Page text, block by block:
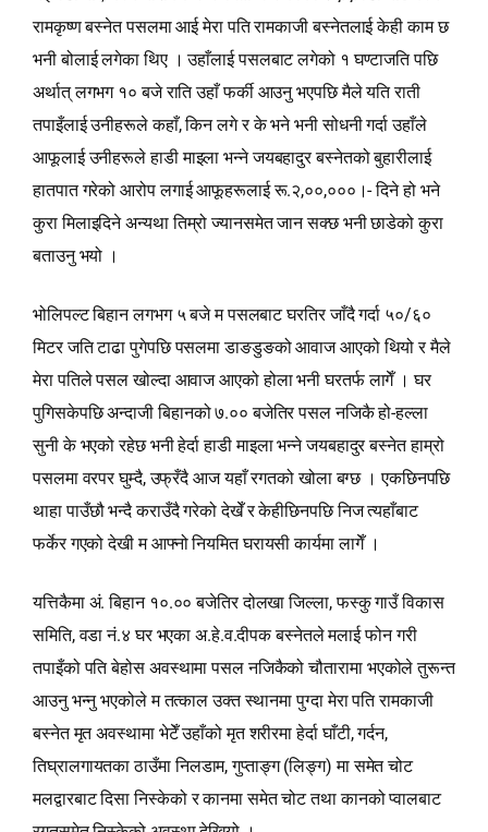
रामकृष्ण बस्नेत पसलमा आई मेरा पति रामकाजी बस्नेतलाई केही काम छ
भनी बोलाई लगेका थिए । उहाँलाई पसलबाट लगेको १ घण्टाजति पछि
अर्थात् लगभग १० बजे राति उहाँ फर्की आउनु भएपछि मैले यति राती
तपाइँलाई उनीहरूले कहाँ, किन लगे र के भने भनी सोधनी गर्दा उहाँले
आफूलाई उनीहरूले हाडी माइला भन्‍ने जयबहादुर बस्नेतको बुहारीलाई
हातपात गरेको आरोप लगाई आफूहरूलाई रू.२,००,०००।- दिने हो भने
कुरा मिलाइदिने अन्यथा तिम्रो ज्यानसमेत जान सक्छ भनी छाडेको कुरा
बताउनु भयो ।
भोलिपल्ट बिहान लगभग ५ बजे म पसलबाट घरतिर जाँदै गर्दा ५०/६०
मिटर जति टाढा पुगेपछि पसलमा डाङडुङको आवाज आएको थियो र मैले
मेरा पतिले पसल खोल्दा आवाज आएको होला भनी घरतर्फ लागेँ । घर
पुगिसकेपछि अन्दाजी बिहानको ७.०० बजेतिर पसल नजिकै हो-हल्ला
सुनी के भएको रहेछ भनी हेर्दा हाडी माइला भन्‍ने जयबहादुर बस्नेत हाम्रो
पसलमा वरपर घुम्दै, उफ्रँदै आज यहाँ रगतको खोला बग्छ । एकछिनपछि
थाहा पाउँछौ भन्दै कराउँदै गरेको देखेँ र केहीछिनपछि निज त्यहाँबाट
फर्केर गएको देखी म आफ्नो नियमित घरायसी कार्यमा लागेँ ।
यत्तिकैमा अं. बिहान १०.०० बजेतिर दोलखा जिल्ला, फस्कु गाउँ विकास
समिति, वडा नं.४ घर भएका अ.हे.व.दीपक बस्नेतले मलाई फोन गरी
तपाइँको पति बेहोस अवस्थामा पसल नजिकैको चौतारामा भएकोले तुरून्त
आउनु भन्‍नु भएकोले म तत्काल उक्त स्थानमा पुग्दा मेरा पति रामकाजी
बस्नेत मृत अवस्थामा भेटेँ उहाँको मृत शरीरमा हेर्दा घाँटी, गर्दन,
तिघ्रालगायतका ठाउँमा निलडाम, गुप्‍ताङ्ग (लिङ्ग) मा समेत चोट
मलद्वारबाट दिसा निस्केको र कानमा समेत चोट तथा कानको प्वालबाट